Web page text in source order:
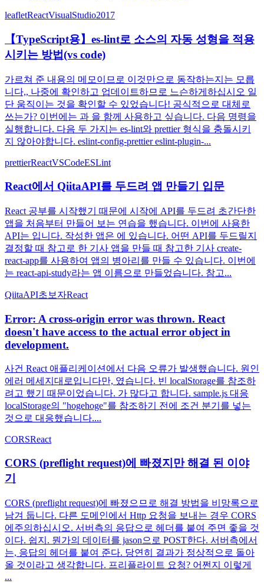
leafletReactVisualStudio2017
【TypeScript용】es-lint로 소스의 자동 성형을 적용
시키는 방법(vs code)
가르쳐 준 내용의 메모이므로 이것만으로 동작하는지는 모릅
니다,, 나중에 확인하고 업데이트하므로 느슨하게하십시오 일
단 움직이는 것을 확인할 수 있었습니다! 공식적으로 대체로
쓰는가? 이번에는 과 을 함께 사용하고 싶습니다. 다음 명령을
실행합니다. 다음 두 가지는 es-lint와 prettier 형식을 충돌시키
지 않아야합니다. eslint-config-prettier eslint-plugin-...
prettierReactVSCodeESLint
React에서 QiitaAPI를 두드려 앱 만들기 입문
React 공부를 시작했기 때문에 시작에 API를 두드려 초간단한
앱을 처음부터 만들어 보는 연습을 했습니다. 이번에 사용한
API는 입니다. 작성한 앱은 에 있습니다. 어떤 API를 두드릴지
결정할 때 참고로 한 기사 앱을 만들 때 참고한 기사 create-
react-app를 사용하여 앱의 병아리를 만들 수 있습니다. 이번에
는 react-api-study라는 앱 이름으로 만들었습니다. 참고...
QiitaAPI초보자React
Error: A cross-origin error was thrown. React
doesn't have access to the actual error object in
development.
사건 React 애플리케이션에서 다음 오류가 발생했습니다. 원인
에러 메세지대로입니다만, 였습니다. 빈 localStorage를 참조하
려고 했기 때문이었습니다. 가 많다고 합니다. sample.js 대응
localStorage의 "hogehoge"를 참조하기 전에 조건 분기를 넣는
것으로 대응했습니다....
CORSReact
CORS (preflight request)에 빠졌지만 해결 된 이야
기
CORS (preflight request)에 빠졌으므로 해결 방법을 비망록으로
남겨 둡니다. 다른 도메인에서 Http 요청을 보내는 경우 CORS
에주의하십시오. 서버측의 응답으로 헤더를 붙여 주면 좋을 것
이다. 쉽지. 뭔가의 데이터를 jason으로 POST한다. 서버측에서
는, 응답의 헤더를 붙여 준다. 당연히 결과가 정상적으로 돌아
올 것이라고 생각합니다. 프리플라이트 요청? 어쩐지 이렇게
...